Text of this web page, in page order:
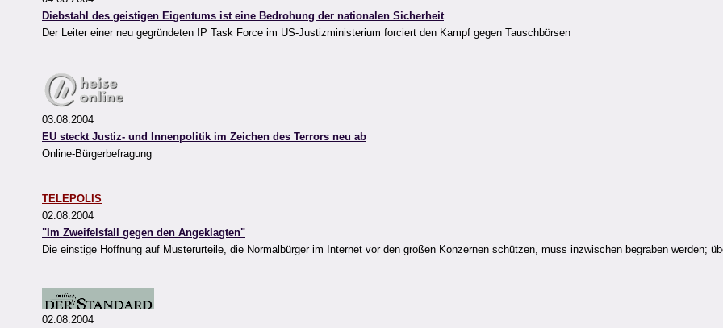
Diebstahl des geistigen Eigentums ist eine Bedrohung der nationalen Sicherheit
Der Leiter einer neu gegründeten IP Task Force im US-Justizministerium forciert den Kampf gegen Tauschbörsen
03.08.2004
EU steckt Justiz- und Innenpolitik im Zeichen des Terrors neu ab
Online-Bürgerbefragung
TELEPOLIS
02.08.2004
"Im Zweifelsfall gegen den Angeklagten"
Die einstige Hoffnung auf Musterurteile, die Normalbürger im Internet vor den großen Konzernen schützen, muss inzwischen begraben werden;
02.08.2004